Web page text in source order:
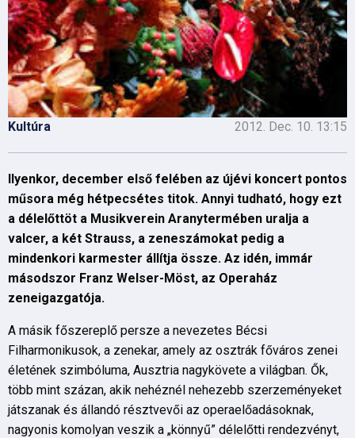
Kultúra 2012. Dec. 10. 13:15
Ilyenkor, december első felében az újévi koncert pontos
műsora még hétpecsétes titok. Annyi tudható, hogy ezt
a délelőttöt a Musikverein Aranytermében uralja a
valcer, a két Strauss, a zeneszámokat pedig a
mindenkori karmester állítja össze. Az idén, immár
másodszor Franz Welser-Möst, az Operaház
zeneigazgatója.
A másik főszereplő persze a nevezetes Bécsi
Filharmonikusok, a zenekar, amely az osztrák főváros zenei
életének szimbóluma, Ausztria nagykövete a világban. Ők,
több mint százan, akik nehéznél nehezebb szerzeményeket
játszanak és állandó résztvevői az operaelőadásoknak,
nagyonis komolyan veszik a „könnyű” délelőtti rendezvényt,